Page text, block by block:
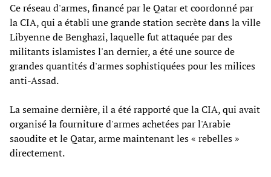
Ce réseau d'armes, financé par le Qatar et coordonné par
la CIA, qui a établi une grande station secrète dans la ville
Libyenne de Benghazi, laquelle fut attaquée par des
militants islamistes l'an dernier, a été une source de
grandes quantités d'armes sophistiquées pour les milices
anti-Assad.
La semaine dernière, il a été rapporté que la CIA, qui avait
organisé la fourniture d'armes achetées par l'Arabie
saoudite et le Qatar, arme maintenant les « rebelles »
directement.